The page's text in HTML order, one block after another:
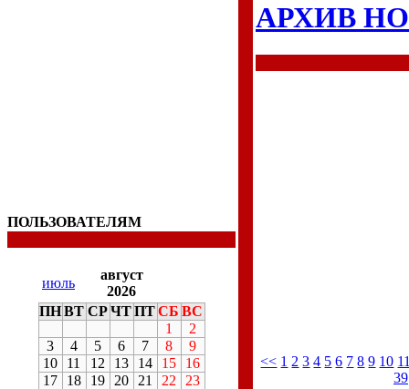
ПОЛЬЗОВАТЕЛЯМ
июль
август
2026
ПНВТ СР ЧТ ПТ СБ ВС
1
2
3
4 5 6 7 8
9
10
11 12 13 14 15
16
17
18 19 20 21 22
23
АРХИВ
<< 1 2 3 4 5 6 7 8 9 10
39